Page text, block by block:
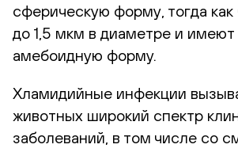
сферическую форму, тогда как
до 1,5 мкм в диаметре и имеют
амебоидную форму.
Хламидийные инфекции
животных широкий спектр
заболеваний, в том числе со